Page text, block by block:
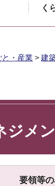
く
と・産業 > 建
ジメ
要領等